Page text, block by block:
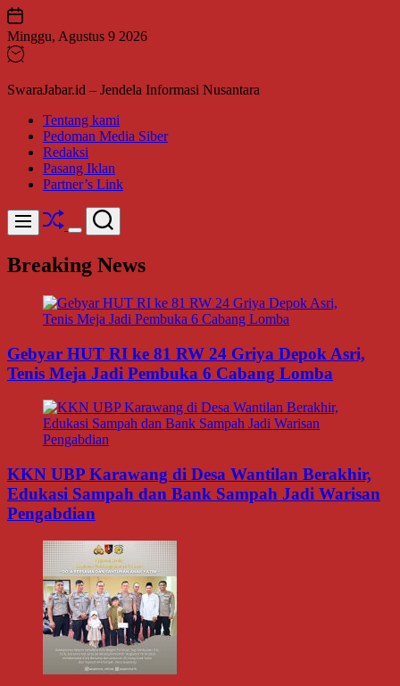
Skip
to
content
Minggu, Agustus 9 2026
SwaraJabar.id – Jendela Informasi Nusantara
Tentang kami
Pedoman Media Siber
Redaksi
Pasang Iklan
Partner’s Link
Menu Shuffle
Switch
mode
Search
Breaking News
Gebyar HUT RI ke 81 RW 24 Griya Depok Asri,
Tenis Meja Jadi Pembuka 6 Cabang Lomba
KKN UBP Karawang di Desa Wantilan Berakhir,
Edukasi Sampah dan Bank Sampah Jadi Warisan
Pengabdian